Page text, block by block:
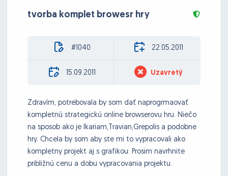
tvorba komplet browesr hry
#1040 22.05.2011
15.09.2011 Uzavretý
Zdravím, potrebovala by som dať naprogrmaovať
kompletnú strategickú online browserovu hru. Niečo
na sposob ako je Ikariam,Travian,Grepolis a podobne
hry. Chcela by som aby ste mi to vypracovali ako
kompletny projekt aj s grafikou. Prosim navrhnite
približnú cenu a dobu vypracovania projektu.